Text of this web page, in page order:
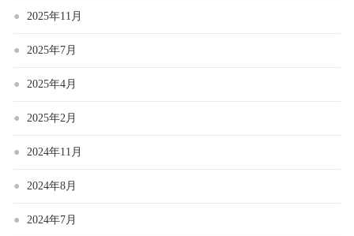
2025年11月
2025年7月
2025年4月
2025年2月
2024年11月
2024年8月
2024年7月